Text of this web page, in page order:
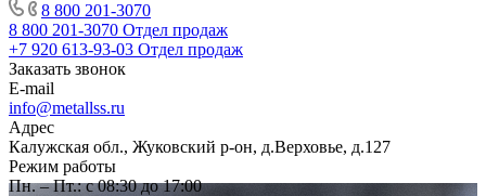
8 800 201-3070
8 800 201-3070 Отдел продаж
+7 920 613-93-03 Отдел продаж
Заказать звонок
E-mail
info@metallss.ru
Адрес
Калужская обл., Жуковский р-он, д.Верховье, д.127
Режим работы
Пн. – Пт.: с 08:30 до 17:00